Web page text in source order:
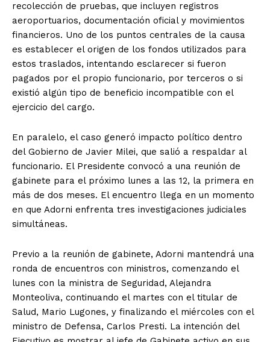
recolección de pruebas, que incluyen registros
aeroportuarios, documentación oficial y movimientos
financieros. Uno de los puntos centrales de la causa
es establecer el origen de los fondos utilizados para
estos traslados, intentando esclarecer si fueron
pagados por el propio funcionario, por terceros o si
existió algún tipo de beneficio incompatible con el
ejercicio del cargo.
En paralelo, el caso generó impacto político dentro
del Gobierno de Javier Milei, que salió a respaldar al
funcionario. El Presidente convocó a una reunión de
gabinete para el próximo lunes a las 12, la primera en
más de dos meses. El encuentro llega en un momento
en que Adorni enfrenta tres investigaciones judiciales
simultáneas.
Previo a la reunión de gabinete, Adorni mantendrá una
ronda de encuentros con ministros, comenzando el
lunes con la ministra de Seguridad, Alejandra
Monteoliva, continuando el martes con el titular de
Salud, Mario Lugones, y finalizando el miércoles con el
ministro de Defensa, Carlos Presti. La intención del